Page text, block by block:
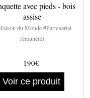
avec pieds - bois
assise
du Monde #Partenariat
rémunéré)
190€
Voir ce produit